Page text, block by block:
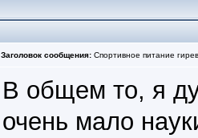
Заголовок сообщения: Спортивное питание
В общем то, я
очень мало